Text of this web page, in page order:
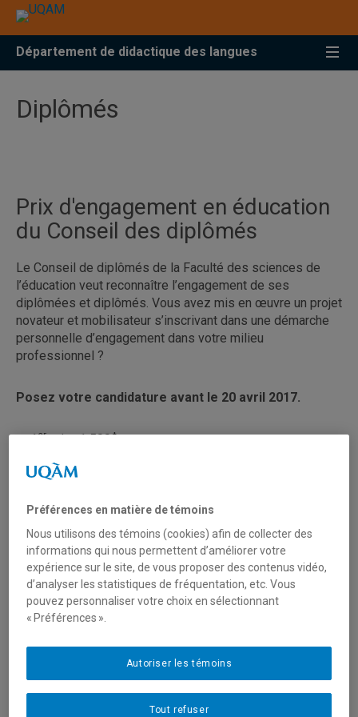
Accéder
recherche
Accéder
menu
pricipal
Accéder
zone
Département de didactique des langues
Diplômés
Prix d'engagement en éducation
du Conseil des diplômés
Le Conseil de diplômés de la Faculté des sciences de
l’éducation veut reconnaître l’engagement de ses
diplômées et diplômés. Vous avez mis en œuvre un projet
novateur et mobilisateur s’inscrivant dans une démarche
personnelle d’engagement dans votre milieu
professionnel ?
Posez votre candidature avant le 20 avril 2017.
1erprix : 1 500$
2 prix : 500$
Prix du public
Conditions d’admissibilité :
Être diplômée, diplômé, de l’un des programmes de la
distinguée pour avoir mis en œuvre un projet novateur
personnelle d’engagement dans son milieu
Préférences en matière de témoins
Nous utilisons des témoins (cookies) afin de collecter des
informations qui nous permettent d’améliorer votre
expérience sur le site, de vous proposer des contenus vidéo,
d’analyser les statistiques de fréquentation, etc. Vous
pouvez personnaliser votre choix en sélectionnant
« Préférences ».
Tout refuser
Autoriser les témoins